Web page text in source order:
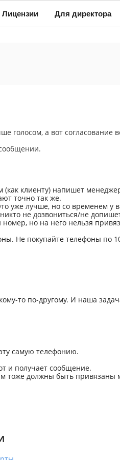
Лицензии Для директора
голосом, а вот согласование
клиенту) напишет
точно так же.
уже лучше, но со временем у
не дозвониться/не
но на него нельзя
Не покупайте телефоны по
то по-другому. И наша
самую телефонию.
и получает сообщение.
тоже должны быть привязаны